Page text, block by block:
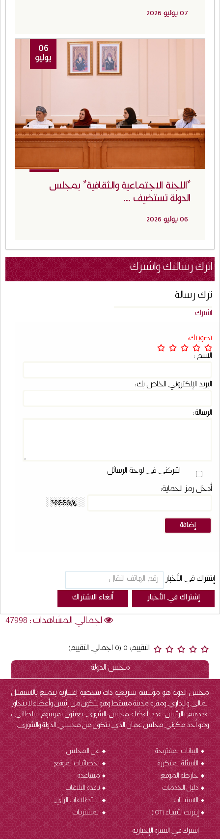
07 يوليو 2026
06
يوليو
"اللجنة الاجتماعية والثقافية" بمجلس
الدولة تستضيف ...
06 يوليو 2026
اترك رسالتك واشترك
ترك رسالة
اشترك
تصويتك:
الاسم :
البريد الإلكتروني الخاص بك:
الرسالة:
اشركني في لوحة الرسائل
أدخل رمز الحماية:
إشتراك في الأخبار
اجمالي المشاهدات : 47998
التقييم: 0 (0 اجمالي التقييم)
مجلس الدولة
مجلس الدولة هو مؤسسة تشريعية ذات شخصية إعتبارية يتمتع بالاستقلال
المالي والإداري ومقره مدينة مسقط وهو يتكون من رئيس وأعضاء لا يتجاوز
عددهم بالرئيس عدد أعضاء مجلس الشورى يعينون بمرسوم سلطاني ،
وهو أحد مكوني مجلس عمان الذي يتكون من مجلسي الدولة والشورى.
عن المجلس
البيانات المفتوحة
احصائيات الموقع
الأسئلة المتكررة
مساعدة
خارطة الموقع
نافذة البلاغات
دليل الخدمات
استطلاعات الرأي
الاستبانات
المشتريات
إنترنت الأشياء (IOT
)
اشترك في النشرة الإخبارية